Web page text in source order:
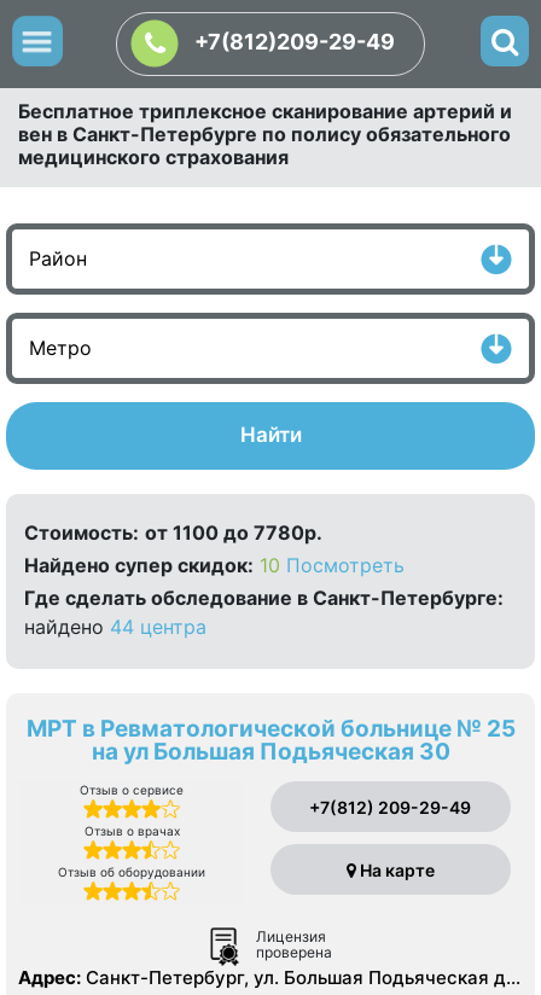
+7(812)209-29-49
Бесплатное триплексное сканирование артерий и
вен в Санкт-Петербурге по полису обязательного
медицинского страхования
Найти
Стоимость: от 1100 до 7780р.
Найдено cупер скидок: 10 Посмотреть
Где сделать обследование в Санкт-Петербурге:
найдено 44 центра
МРТ в Ревматологической больнице № 25
на ул Большая Подьяческая 30
Отзыв о сервисе
Отзыв о врачах
Отзыв об оборудовании
+7(812) 209-29-49
На карте
Лицензия
проверена
Адрес: Санкт-Петербург, ул. Большая Подьяческая д